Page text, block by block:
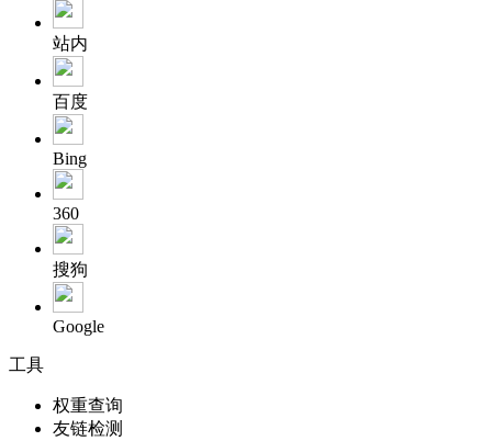
站内
百度
Bing
360
搜狗
Google
工具
权重查询
友链检测